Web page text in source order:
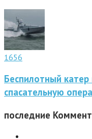
1656
Беспилотный
спасательную
последние